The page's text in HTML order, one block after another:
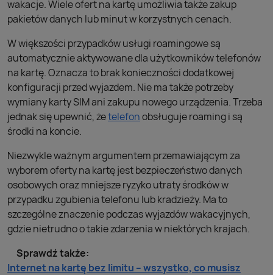
wakacje. Wiele ofert na kartę umożliwia także zakup
pakietów danych lub minut w korzystnych cenach.
W większości przypadków usługi roamingowe są
automatycznie aktywowane dla użytkowników telefonów
na kartę. Oznacza to brak konieczności dodatkowej
konfiguracji przed wyjazdem. Nie ma także potrzeby
wymiany karty SIM ani zakupu nowego urządzenia. Trzeba
jednak się upewnić, żetelefonobsługuje roaming i są
środki na koncie.
Niezwykle ważnym argumentem przemawiającym za
wyborem oferty na kartę jest bezpieczeństwo danych
osobowych oraz mniejsze ryzyko utraty środków w
przypadku zgubienia telefonu lub kradzieży. Ma to
szczególne znaczenie podczas wyjazdów wakacyjnych,
gdzie nietrudno o takie zdarzenia w niektórych krajach.
Sprawdź także:
Internet na kartę bez limitu – wszystko, co musisz